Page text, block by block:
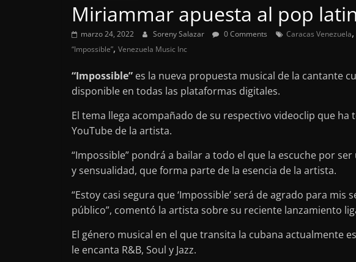
Miriammar apuesta al pop
marzo 24, 2022 Soreny Salazar 0 Comments Caracas Venezuela,
“Impossible”, Venezuela Music Inc
“Impossible” es la nueva propuesta musical de la cantante
disponible en todas las plataformas digitales.
El tema llega acompañado de su respectivo videoclip que
YouTube de la artista.
“Impossible” pondrá a bailar a todo el que la escuche por
y sensualidad, que forma parte de la esencia de la artista.
“Estoy casi segura que ‘Impossible’ será de agrado para
público”, comentó la artista sobre su reciente lanzamiento
El género musical en el que transita la cubana actualmente
le encanta R&B, Soul y Jazz.